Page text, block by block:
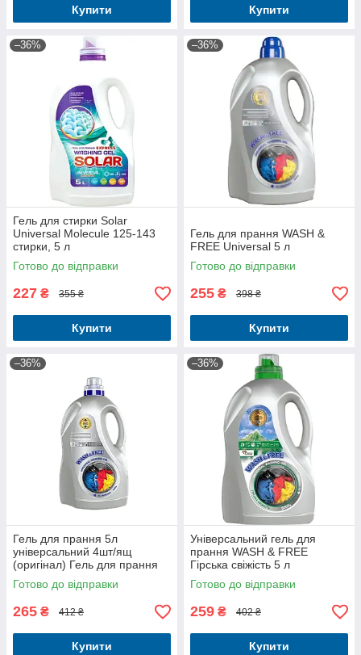
Купити Купити
–36%
Гель для стирки Solar
Universal Molecule 125-143
стирки, 5 л
Готово до відправки
227 ₴ 355 ₴
Купити
–36%
Гель для прання WASH &
FREE Universal 5 л
Готово до відправки
255 ₴ 398 ₴
Купити
–36%
Гель для прання 5л
універсальний 4шт/ящ
(оригінал) Гель для прання
Persil, Ariel, Perwoll, Doctor
Wash
Готово до відправки
265 ₴ 412 ₴
Купити
–36%
Універсальний гель для
прання WASH & FREE
Гірська свіжість 5 л
Готово до відправки
259 ₴ 402 ₴
Купити